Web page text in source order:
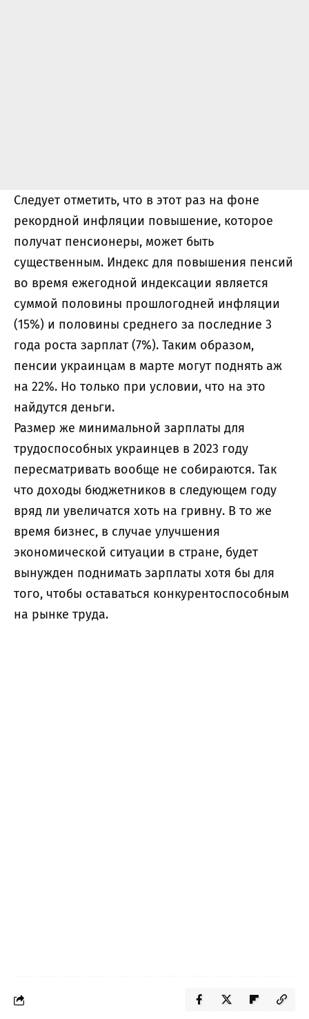
Следует отметить, что в этот раз на фоне
рекордной инфляции повышение, которое
получат пенсионеры, может быть
существенным. Индекс для повышения пенсий
во время ежегодной индексации является
суммой половины прошлогодней инфляции
(15%) и половины среднего за последние 3
года роста зарплат (7%). Таким образом,
пенсии украинцам в марте могут поднять аж
на 22%. Но только при условии, что на это
найдутся деньги.
Размер же минимальной зарплаты для
трудоспособных украинцев в 2023 году
пересматривать вообще не собираются. Так
что доходы бюджетников в следующем году
вряд ли увеличатся хоть на гривну. В то же
время бизнес, в случае улучшения
экономической ситуации в стране, будет
вынужден поднимать зарплаты хотя бы для
того, чтобы оставаться конкурентоспособным
на рынке труда.